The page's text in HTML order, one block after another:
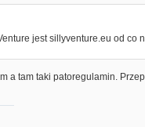
jest sillyventure.eu od
a tam taki patoregulamin.